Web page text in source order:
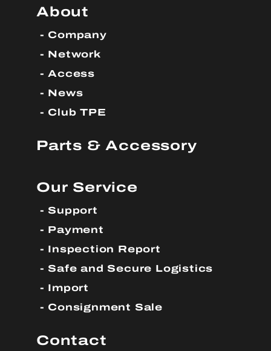
About
Company
Network
Access
News
Club TPE
Parts & Accessory
Our Service
Support
Payment
Inspection Report
Safe and Secure Logistics
Import
Consignment Sale
Contact